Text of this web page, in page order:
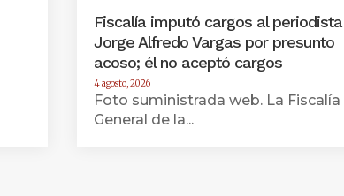
Fiscalía imputó cargos al periodista
Jorge Alfredo Vargas por presunto
acoso; él no aceptó cargos
4 agosto, 2026
Foto suministrada web. La Fiscalía
General de la...